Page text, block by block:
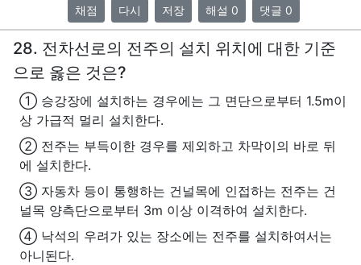
채점 다시 저장 해설 0 댓글 0
28. 전차선로의 전주의 설치 위치에 대한 기준
으로 옳은 것은?
① 승강장에 설치하는 경우에는 그 면단으로부터 1.5m이
상 가급적 멀리 설치한다.
② 전주는 부득이한 경우를 제외하고 차막이의 바로 뒤
에 설치한다.
③ 자동차 등이 통행하는 건널목에 인접하는 전주는 건
널목 양측단으로부터 3m 이상 이격하여 설치한다.
④ 낙석의 우려가 있는 장소에는 전주를 설치하여서는
아니된다.